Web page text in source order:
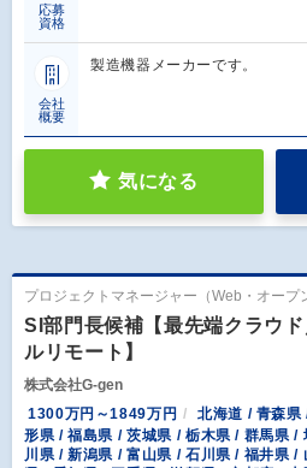
応募
資格
会社
概要
製造機器メーカーです。
気になる
プロジェクトマネージャー（Web・オープ
SI部門長候補【最先端クラウ
ルリモート】
株式会社G-gen
1300万円～1849万円
北海道 / 青森県
形県 / 福島県 / 茨城県 / 栃木県 / 群馬県 /
川県 / 新潟県 / 富山県 / 石川県 / 福井県 /